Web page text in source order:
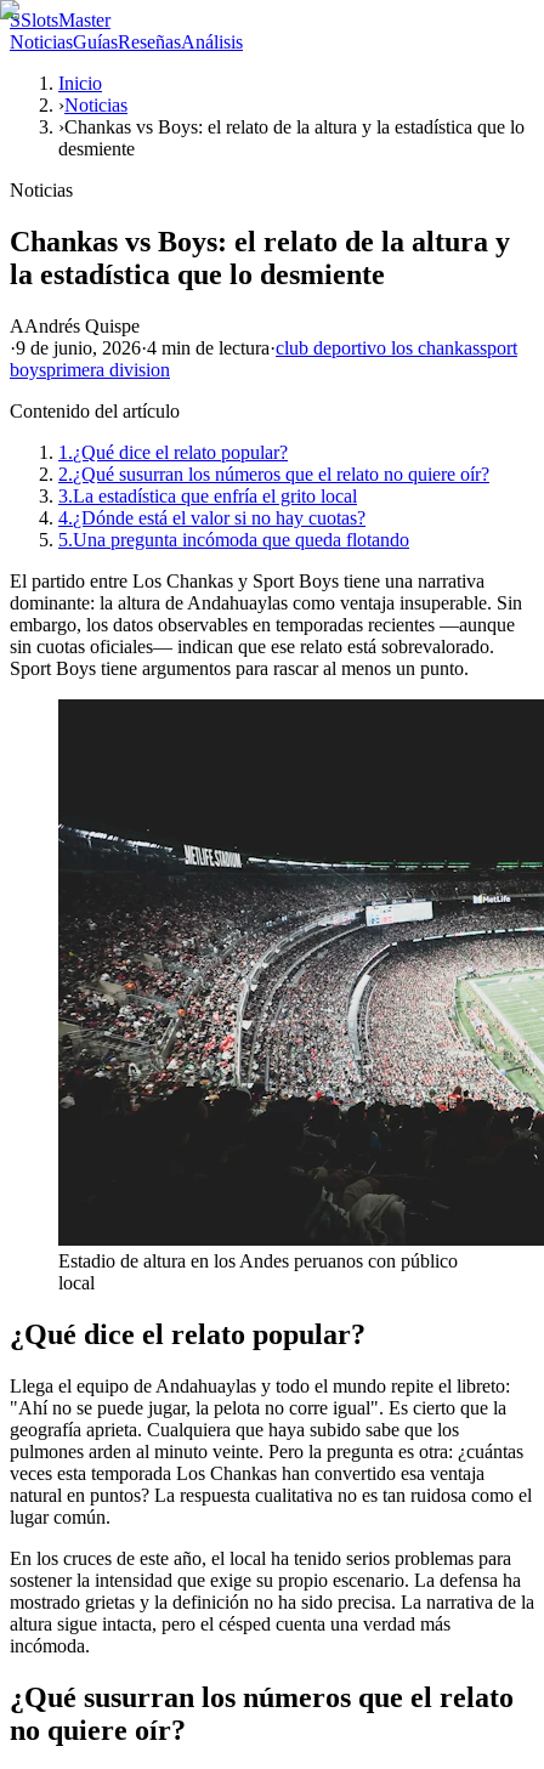
SSlotsMaster
NoticiasGuíasReseñasAnálisis
Inicio
›Noticias
›Chankas vs Boys: el relato de la altura y la estadística que lo
desmiente
Noticias
Chankas vs Boys: el relato de la altura y
la estadística que lo desmiente
AAndrés Quispe
·9 de junio, 2026·4 min de lectura·club deportivo los chankassport
boysprimera division
Contenido del artículo
1.¿Qué dice el relato popular?
2.¿Qué susurran los números que el relato no quiere oír?
3.La estadística que enfría el grito local
4.¿Dónde está el valor si no hay cuotas?
5.Una pregunta incómoda que queda flotando
El partido entre Los Chankas y Sport Boys tiene una narrativa
dominante: la altura de Andahuaylas como ventaja insuperable. Sin
embargo, los datos observables en temporadas recientes —aunque
sin cuotas oficiales— indican que ese relato está sobrevalorado.
Sport Boys tiene argumentos para rascar al menos un punto.
Estadio de altura en los Andes peruanos con público
local
¿Qué dice el relato popular?
Llega el equipo de Andahuaylas y todo el mundo repite el libreto:
"Ahí no se puede jugar, la pelota no corre igual". Es cierto que la
geografía aprieta. Cualquiera que haya subido sabe que los
pulmones arden al minuto veinte. Pero la pregunta es otra: ¿cuántas
veces esta temporada Los Chankas han convertido esa ventaja
natural en puntos? La respuesta cualitativa no es tan ruidosa como el
lugar común.
En los cruces de este año, el local ha tenido serios problemas para
sostener la intensidad que exige su propio escenario. La defensa ha
mostrado grietas y la definición no ha sido precisa. La narrativa de la
altura sigue intacta, pero el césped cuenta una verdad más
incómoda.
¿Qué susurran los números que el relato
no quiere oír?